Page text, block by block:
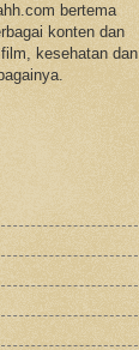
bertema
konten dan
kesehatan dan